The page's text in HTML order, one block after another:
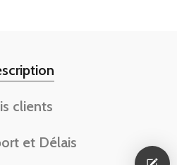
clients
et Délais